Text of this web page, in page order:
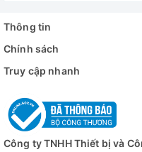
Kích thước bên
ngoài (WxDxH)
Kích thước đóng
Khối lượng (GW)
Công suất tiêu
Thông tin
Chính sách
Truy cập nhanh
Công ty TNHH Thiết bị và